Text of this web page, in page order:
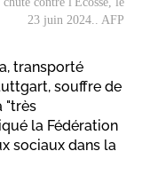
23 juin 2024.. AFP
transporté
souffre de
"très
la Fédération
sociaux dans la